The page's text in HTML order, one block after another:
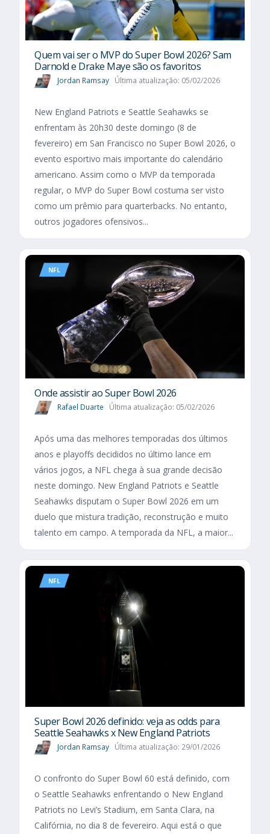
Quem vai ser o MVP do Super Bowl 2026? Sam
Darnold e Drake Maye são os favoritos
Jordan Ramsay Última atualização: 05/02/2026
New England Patriots e Seattle Seahawks se
enfrentam às 20h30 deste domingo (8 de
fevereiro) em San Francisco no Super Bowl 2026, o
evento esportivo mais importante do calendário
americano. Assim como o MVP da temporada
regular, o MVP do Super Bowl costuma ser visto
como um prêmio para quarterbacks. No entanto,
outros jogadores ofensivos...
NFL
Onde assistir ao Super Bowl 2026
Rafael Duarte Última atualização: 05/02/2026
Após uma das melhores temporadas dos últimos
anos e playoffs decididos no último lance em
vários jogos, a NFL chega à sua grande decisão
neste domingo. New England Patriots e Seattle
Seahawks disputam o Super Bowl 2026 em um
duelo que mistura tradição, reconstrução e muito
talento em campo. A temporada da NFL, a maior...
NFL
Super Bowl 2026 definido: veja as odds para
Seattle Seahawks x New England Patriots
Jordan Ramsay Última atualização: 29/01/2026
O confronto do Super Bowl 60 está definido, com
o Seattle Seahawks enfrentando o New England
Patriots no Levi’s Stadium, em Santa Clara, na
Califórnia, no dia 8 de fevereiro. Aqui está o que